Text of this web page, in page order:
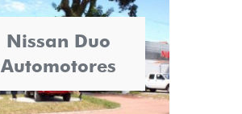
Nissan Duo
Automotores